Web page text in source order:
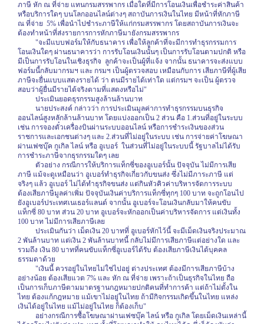
ภาษี หัก ณ ที่จ่าย แทนกรมสรรพากร เมื่อใดที่มีการโอนเงินเพื่อชำระค่าสินค้า
หรือบริการใดๆ บนโลกออนไลน์ต่างๆ สถาบันการเงินในไทย มีหน้าที่หักภาษี
ณ ที่จ่าย 5% เพื่อนำไปชำระภาษีให้แก่กรมสรรพากร โดยสถาบันการเงินจะ
ต้องทำหน้าที่ส่งรายการการหักภาษีมายังกรมสรรพากร
"จะมีแบบฟอร์มให้กับธนาคาร เพื่อให้ลูกค้าที่จะมีการทำธุรกรรมการ
โอนเงินใดๆ ผ่านธนาคารว่า การรับโอนเงินนั้นๆ เป็นการรับโอนตามปกติ หรือ
มีเป็นการรับโอนในเชิงธุรกิจ ลูกค้าจะเป็นผู้ที่แจ้ง จากนั้น ธนาคารจะส่งแบบ
ฟอร์มนี้กลับมากรมฯ และ กรมฯ เป็นผู้ตรวจสอบ เหมือนกับการ เสียภาษีที่ผู้เสีย
ภาษีจะยื่นแบบแสดงรายได้ ว่า ตนมีรายได้เท่าใด แต่กรมฯ จะเป็น ผู้ตรวจ
สอบว่าผู้ยื่นมีรายได้จริงตามที่แสดงหรือไม่"
ประเมินยอดธุรกรรมสูงล้านล้านบาท
นายประสงค์ กล่าวว่า การประเมินมูลค่าการทำธุรกรรมบนธุรกิจ
ออนไลน์สูงหลักล้านล้านบาท โดยแบ่งออกเป็น 2 ส่วน คือ 1.ส่วนที่อยู่ในระบบ
เช่น การจองตั๋วเครื่องบินผ่านระบบออนไลน์ หรือการชำระเงินของส่วน
ราชการและเอกชนต่างๆ และ 2.ส่วนที่ไม่อยู่ในระบบ เช่น การจ่ายค่าโฆษณา
ผ่านเฟซบุ๊ค กูเกิล ไลน์ หรือ อูเบอร์ ในส่วนที่ไม่อยู่ในระบบนี้ รัฐบาลไม่ได้รับ
การชำระภาษีจากธุรกรรมใดๆ เลย
ตัวอย่าง กรณีการให้บริการแท็กซี่ของอูเบอร์นั้น ปัจจุบัน ไม่มีการเสีย
ภาษี แม้จะดูเหมือนว่า อูเบอร์ทำธุรกิจเกี่ยวกับขนส่ง ซึ่งไม่มีภาระภาษี แต่
จริงๆ แล้ว อูเบอร์ ไม่ได้ทำธุรกิจขนส่ง แต่กินหัวคิวค่าบริหารจัดการระบบ
ต้องเสียภาษีมูลค่าเพิ่ม ปัจจุบันเงินค่าบริการแท็กซี่ทุกๆ 100 บาท จะถูกโอนไป
ยังอูเบอร์ประเทศเนเธอร์แลนด์ จากนั้น อูเบอร์จะโอนเงินกลับมาให้คนขับ
แท็กซี่ 80 บาท ส่วน 20 บาท อูเบอร์จะหักออกเป็นค่าบริหารจัดการ แต่เงินทั้ง
100 บาท ไม่มีการเสียภาษีเลย
ประเมินกันว่า เม็ดเงิน 20 บาทที่ อูเบอร์หักไว้นี้ จะมีเม็ดเงินจริงประมาณ
2 พันล้านบาท แต่เงิน 2 พันล้านบาทนี้ กลับไม่มีการเสียภาษีแต่อย่างใด และ
รวมถึง เงิน 80 บาทที่คนขับแท็กซี่อูเบอร์ได้รับ ต้องเสียภาษีเงินได้บุคคล
ธรรมดาด้วย
"เงินนี้ ควรอยู่ในไทยไม่ใช่ไปอยู่ ต่างประเทศ ต้องมีการเสียภาษีบ้าง
อย่างน้อย ต้องเสียแวต 7% และ หัก ณ ที่จ่าย เพราะถ้าเป็นธุรกิจในไทย ถือ
เป็นการเก็บภาษีตามมาตรฐานกฎหมายปกติคนที่ทำการค้า แต่ถ้าไม่ตั้งใน
ไทย ต้องแก้กฎหมาย แม้เขาไม่อยู่ในไทย ถ้ามีกิจกรรมเกิดขึ้นในไทย แหล่ง
เงินได้อยู่ในไทย แม้ไม่อยู่ในไทย ก็ต้องเก็บ"
อย่างกรณีการซื้อโฆษณาผ่านเฟซบุ๊ค ไลน์ หรือ กูเกิล โดยเม็ดเงินเหล่านี้